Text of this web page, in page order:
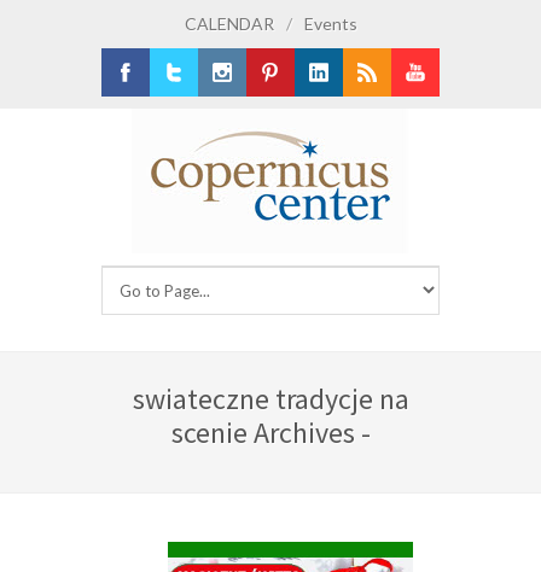
CALENDAR / Events
swiateczne tradycje na
scenie Archives -